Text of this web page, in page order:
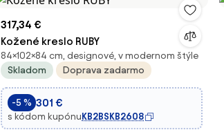
317,34 €
Kožené kreslo RUBY
84×102×84 cm, designové, v modernom štýle
Skladom
Doprava zadarmo
-5 % 301 €
s kódom kupónu KB2BSKB2608